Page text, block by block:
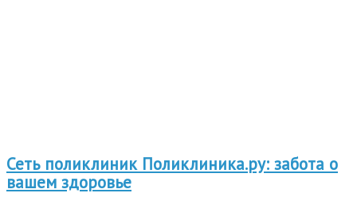
Сеть поликлиник Поликлиника.ру: забота о
вашем здоровье